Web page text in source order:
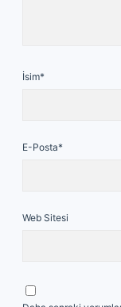
İsim*
E-Posta*
Web Sitesi